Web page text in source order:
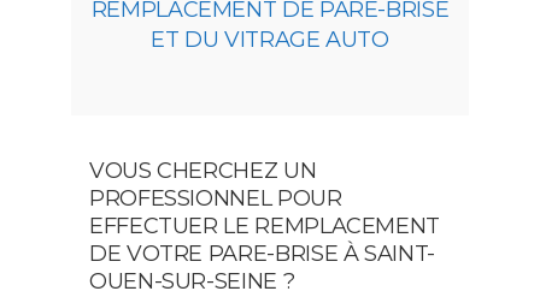
REMPLACEMENT DE PARE-BRISE
ET DU VITRAGE AUTO
VOUS CHERCHEZ UN
PROFESSIONNEL POUR
EFFECTUER LE REMPLACEMENT
DE VOTRE PARE-BRISE À SAINT-
OUEN-SUR-SEINE ?